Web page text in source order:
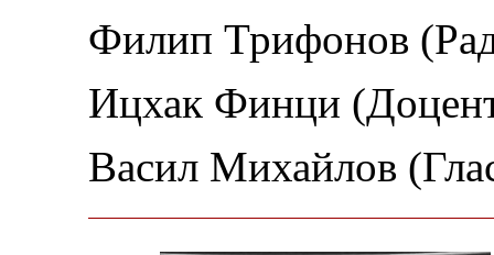
Филип Трифонов
Ицхак Финци
Васил Михайлов